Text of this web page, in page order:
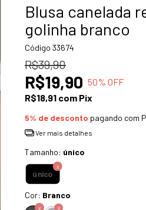
Blusa canelada
golinha branco
Código 33674
R$39,90
R$19,90 50% OFF
R$18,91 com Pix
5% de desconto pagando com
Ver mais detalhes
Tamanho: único
único
Cor: Branco